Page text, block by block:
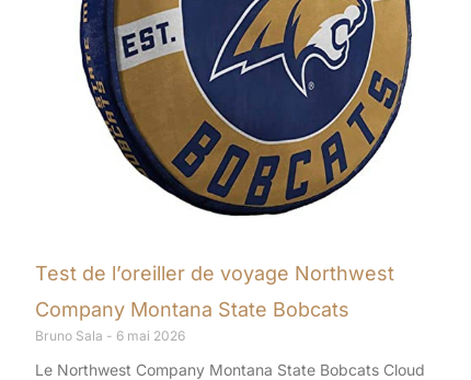
Test de l’oreiller de voyage Northwest
Company Montana State Bobcats
Bruno Sala 6 mai 2026
Le Northwest Company Montana State Bobcats Cloud